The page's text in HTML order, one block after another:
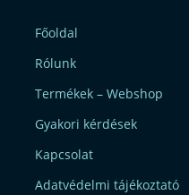
Főoldal
Rólunk
Termékek – Webshop
Gyakori kérdések
Kapcsolat
Adatvédelmi tájékoztató